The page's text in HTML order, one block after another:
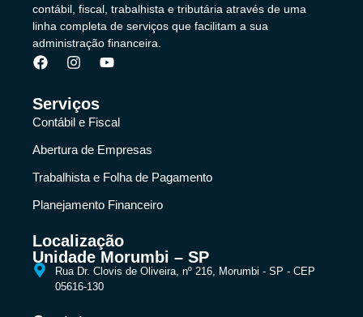
contábil, fiscal, trabalhista e tributária através de uma
linha completa de serviços que facilitam a sua
administração financeira.
Serviços
Contábil e Fiscal
Abertura de Empresas
Trabalhista e Folha de Pagamento
Planejamento Financeiro
Localização
Unidade Morumbi – SP
Rua Dr. Clovis de Oliveira, nº 216, Morumbi - SP - CEP
05616-130